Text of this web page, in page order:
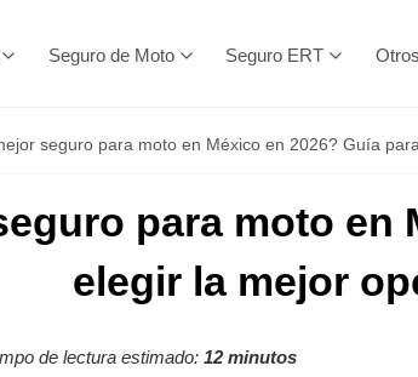
Seguro de Moto Seguro ERT
seguro para moto en México en 2026? Guía
para moto en
elegir la mejor
de lectura estimado: 12 minutos